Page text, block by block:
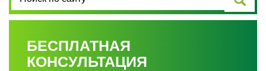
БЕСПЛАТНАЯ
КОНСУЛЬТАЦИЯ